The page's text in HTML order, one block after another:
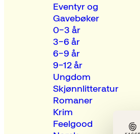
Eventyr og
Gavebøker
0–3 år
3–6 år
6–9 år
9–12 år
Ungdom
Skjønnlitteratur
Romaner
Krim
Feelgood